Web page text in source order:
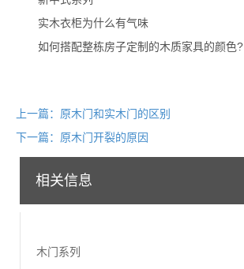
实木衣柜为什么有气味
如何搭配整栋房子定制的木质家具的颜色?
上一篇：原木门和实木门的区别
下一篇：原木门开裂的原因
相关信息
木门系列